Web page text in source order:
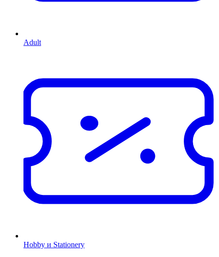
Adult
Hobby и Stationery